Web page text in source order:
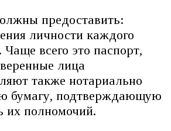
предоставить:
личности каждого
Чаще всего это паспорт,
лица
также нотариально
бумагу, подтверждающую
их полномочий.